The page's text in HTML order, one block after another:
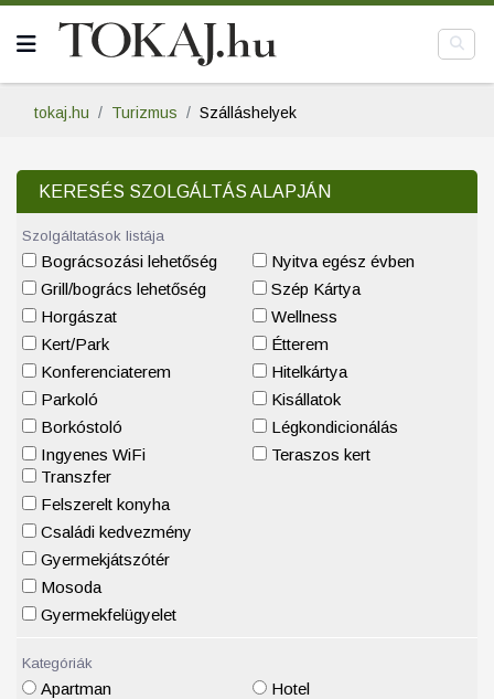
tokaj.hu Turizmus Szálláshelyek
KERESÉS SZOLGÁLTÁS ALAPJÁN
Szolgáltatások listája
Bográcsozási lehetőség
Grill/bogrács lehetőség
Horgászat
Kert/Park
Konferenciaterem
Parkoló
Borkóstoló
Ingyenes WiFi
Nyitva egész évben
Szép Kártya
Wellness
Étterem
Hitelkártya
Kisállatok
Légkondicionálás
Teraszos kert
Transzfer
Felszerelt konyha
Családi kedvezmény
Gyermekjátszótér
Mosoda
Gyermekfelügyelet
Kategóriák
Apartman
Hotel